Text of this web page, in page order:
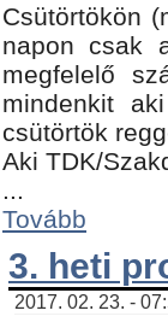
Csütörtökön
napon csak
megfelelő
mindenkit
csütörtök
Aki TDK/
...
Tovább
3. heti
2017. 02. 23. -